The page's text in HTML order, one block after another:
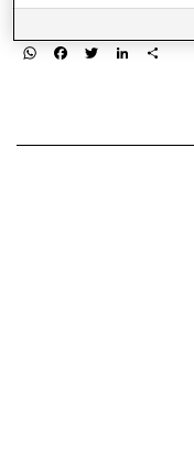
WhatsAppFacebookTwitterLinkedIn